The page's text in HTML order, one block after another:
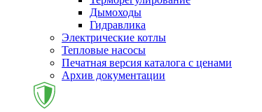
Дымоходы
Гидравлика
Электрические котлы
Тепловые насосы
Печатная версия каталога с ценами
Архив документации